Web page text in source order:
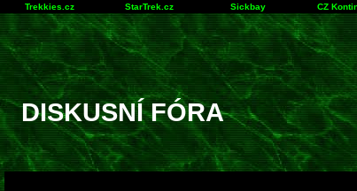
Trekkies.cz StarTrek.cz Sickbay CZ
DISKUSNÍ FÓRA